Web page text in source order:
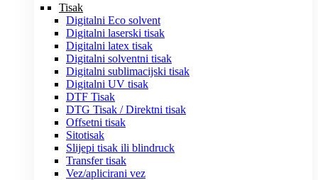
Tisak
Digitalni Eco solvent
Digitalni laserski tisak
Digitalni latex tisak
Digitalni solventni tisak
Digitalni sublimacijski tisak
Digitalni UV tisak
DTF Tisak
DTG Tisak / Direktni tisak
Offsetni tisak
Sitotisak
Slijepi tisak ili blindruck
Transfer tisak
Vez/aplicirani vez